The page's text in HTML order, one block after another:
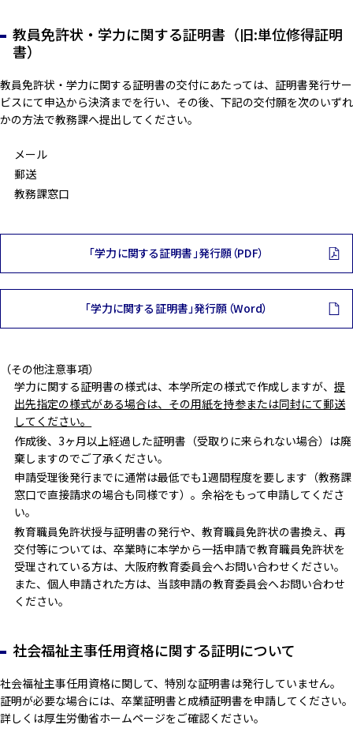
教員免許状・学力に関する証明書（旧:単位修得証明
書）
教員免許状・学力に関する証明書の交付にあたっては、証明書発行サー
ビスにて申込から決済までを行い、その後、下記の交付願を次のいずれ
かの方法で教務課へ提出してください。
メール
郵送
教務課窓口
「学力に関する証明書」発行願（PDF）
「学力に関する証明書」発行願（Word）
（その他注意事項）
学力に関する証明書の様式は、本学所定の様式で作成しますが、提
出先指定の様式がある場合は、その用紙を持参または同封にて郵送
してください。
作成後、3ヶ月以上経過した証明書（受取りに来られない場合）は廃
棄しますのでご了承ください。
申請受理後発行までに通常は最低でも1週間程度を要します（教務課
窓口で直接請求の場合も同様です）。余裕をもって申請してくださ
い。
教育職員免許状授与証明書の発行や、教育職員免許状の書換え、再
交付等については、卒業時に本学から一括申請で教育職員免許状を
受理されている方は、大阪府教育委員会へお問い合わせください。
また、個人申請された方は、当該申請の教育委員会へお問い合わせ
ください。
社会福祉主事任用資格に関する証明について
社会福祉主事任用資格に関して、特別な証明書は発行していません。
証明が必要な場合には、卒業証明書と成績証明書を申請してください。
詳しくは厚生労働省ホームページをご確認ください。